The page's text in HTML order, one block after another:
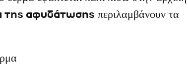
της αφυδάτωσης περιλαμβάνουν τα